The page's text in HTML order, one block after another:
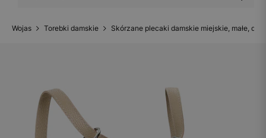
Wojas Torebki damskie Skórzane plecaki damskie miejskie, małe,